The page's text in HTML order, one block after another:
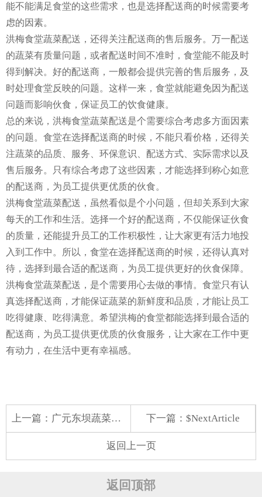
能不能满足食堂的这些需求，也是选择配送商的时候需要考
虑的因素。
洪梅食堂蔬菜配送，还得关注配送商的售后服务。万一配送
的蔬菜有质量问题，或者配送时间不准时，食堂能不能及时
得到解决。好的配送商，一般都会提供完善的售后服务，及
时处理食堂反映的问题。这样一来，食堂就能避免因为配送
问题而影响伙食，保证员工的饮食健康。
总的来说，洪梅食堂蔬菜配送是个需要综合考虑多方面因素
的问题。食堂在选择配送商的时候，不能只看价格，还得关
注蔬菜的品质、服务、环保意识、配送方式、实际需求以及
售后服务。只有综合考虑了这些因素，才能选择到称心如意
的配送商，为员工提供更优质的伙食。
洪梅食堂蔬菜配送，虽然看似是个小问题，但却关系到大家
每天的工作和生活。选择一个好的配送商，不仅能保证伙食
的质量，还能提升员工的工作积极性，让大家更有活力地投
入到工作中。所以，食堂在选择配送商的时候，还得认真对
待，选择到最合适的配送商，为员工提供更好的伙食保障。
洪梅食堂蔬菜配送，是个需要用心去做的事情。食堂只有认
真选择配送商，才能保证蔬菜的新鲜度和品质，才能让员工
吃得健康、吃得满意。希望洪梅的食堂都能选择到最合适的
配送商，为员工提供更优质的伙食服务，让大家在工作中更
有动力，在生活中更有幸福感。
上一篇： 广元东坝蔬菜配送电话 下一篇：$NextArticle
返回上一页
返回顶部